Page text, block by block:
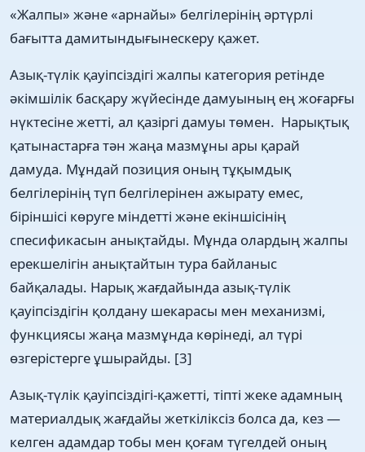
«Жалпы» және «арнайы» белгілерінің әртүрлі
бағытта дамитындығынескеру қажет.
Азық-түлік қауіпсіздігі жалпы категория ретінде
әкімшілік басқару жүйесінде дамуының ең жоғарғы
нүктесіне жетті, ал қазіргі дамуы төмен. Нарықтық
қатынастарға тән жаңа мазмұны ары қарай
дамуда. Мұндай позиция оның тұқымдық
белгілерінің түп белгілерінен ажырату емес,
біріншісі көруге міндетті және екіншісінің
спесификасын анықтайды. Мұнда олардың жалпы
ерекшелігін анықтайтын тура байланыс
байқалады. Нарық жағдайында азық-түлік
қауіпсіздігін қолдану шекарасы мен механизмі,
функциясы жаңа мазмұнда көрінеді, ал түрі
өзгерістерге ұшырайды. [3]
Азық-түлік қауіпсіздігі-қажетті, тіпті жеке адамның
материалдық жағдайы жеткіліксіз болса да, кез —
келген адамдар тобы мен қоғам түгелдей оның